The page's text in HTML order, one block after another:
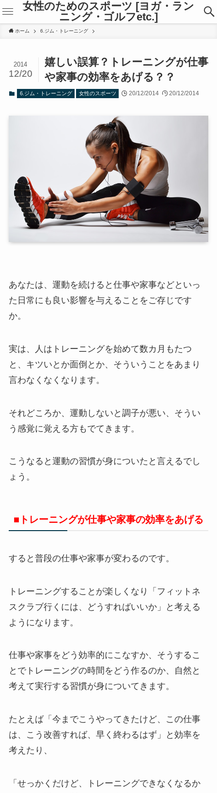
女性のためのスポーツ [ヨガ・ラン
ニング・ゴルフetc.]
ホーム 6.ジム・トレーニング
嬉しい誤算？トレーニングが仕事
や家事の効率をあげる？？
2014
12/20
6.ジム・トレーニング 女性のスポーツ 20/12/2014 20/12/2014
あなたは、運動を続けると仕事や家事などといっ
た日常にも良い影響を与えることをご存じです
か。
実は、人はトレーニングを始めて数カ月もたつ
と、キツいとか面倒とか、そういうことをあまり
言わなくなくなります。
それどころか、運動しないと調子が悪い、そうい
う感覚に覚える方もでてきます。
こうなると運動の習慣が身についたと言えるでし
ょう。
■トレーニングが仕事や家事の効率をあげる
すると普段の仕事や家事が変わるのです。
トレーニングすることが楽しくなり「フィットネ
スクラブ行くには、どうすればいいか」と考える
ようになります。
仕事や家事をどう効率的にこなすか、そうするこ
とでトレーニングの時間をどう作るのか、自然と
考えて実行する習慣が身についてきます。
たとえば「今までこうやってきたけど、この仕事
は、こう改善すれば、早く終わるはず」と効率を
考えたり、
「せっかくだけど、トレーニングできなくなるか